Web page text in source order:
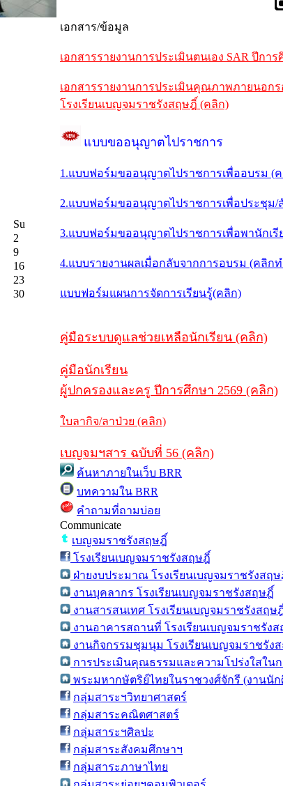
Su
2
9
16
23
30
เอกสาร/ข้อมูล
เอกสารรายงานการประเมินตนเอง SAR ปีกา
เอกสารรายงานการประเมินคุณภาพภายนอก
โรงเรียนเบญจมราชรังสฤษฎิ์ (คลิก)
แบบขออนุญาตไปราชการ
1.แบบฟอร์มขออนุญาตไปราชการเพื่ออบรม (
2.แบบฟอร์มขออนุญาตไปราชการเพื่อประชุม
3.แบบฟอร์มขออนุญาตไปราชการเพื่อพานักเ
4.แบบรายงานผลเมื่อกลับจากการอบรม (คลิกท
แบบฟอร์มแผนการจัดการเรียนรู้(คลิก)
คู่มือระบบดูแลช่วยเหลือนักเรียน (คลิก)
คู่มือนักเรียน
ผู้ปกครองและครู ปีการศึกษา 2569 (คลิก)
ใบลากิจ/ลาป่วย (คลิก)
เบญจมฯสาร ฉบับที่ 56 (คลิก)
ค้นหาภายในเว็บ BRR
บทความใน BRR
คำถามที่ถามบ่อย
Communicate
เบญจมราชรังสฤษฎิ์
โรงเรียนเบญจมราชรังสฤษฎิ์
ฝ่ายงบประมาณ โรงเรียนเบญจมราชรังสฤ
งานบุคลากร โรงเรียนเบญจมราชรังสฤษฎิ์
งานสารสนเทศ โรงเรียนเบญจมราชรังสฤษ
งานอาคารสถานที่ โรงเรียนเบญจมราชรัง
งานกิจกรรมชุมนุม โรงเรียนเบญจมราชรัง
การประเมินคุณธรรมและความโปร่งใสในก
พระมหากษัตริย์ไทยในราชวงศ์จักรี (งานนั
กลุ่มสาระฯวิทยาศาสตร์
กลุ่มสาระคณิตศาสตร์
กลุ่มสาระฯศิลปะ
กลุ่มสาระสังคมศึกษาฯ
กลุ่มสาระภาษาไทย